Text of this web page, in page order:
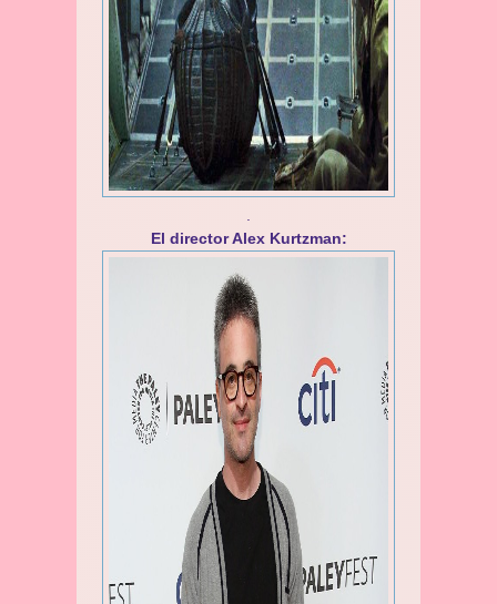
El director Alex Kurtzman: